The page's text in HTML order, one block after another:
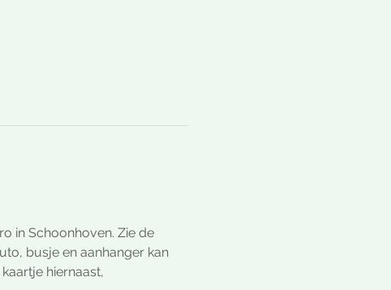
in Schoonhoven. Zie de
busje en aanhanger kan
hiernaast,